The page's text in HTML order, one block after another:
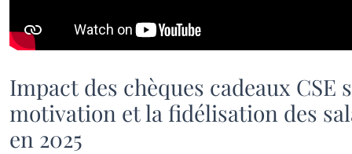
Impact des chèques cadeaux CSE
motivation et la fidélisation des
en 2025